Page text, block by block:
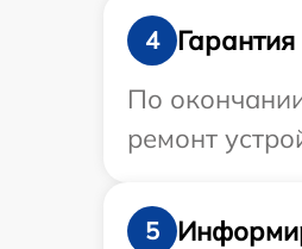
4
Гарантия
По
ремонт
5